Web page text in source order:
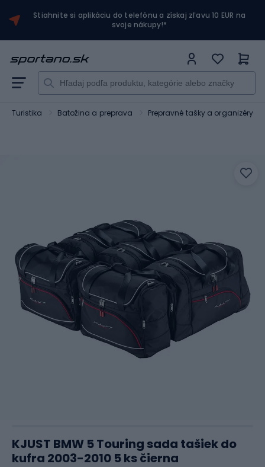
Stiahnite si aplikáciu do telefónu a získaj zľavu 10 EUR na
svoje nákupy!*
Turistika Batožina a preprava Prepravné tašky a organizéry
KJUST BMW 5 Touring sada tašiek do
kufra 2003-2010 5 ks čierna